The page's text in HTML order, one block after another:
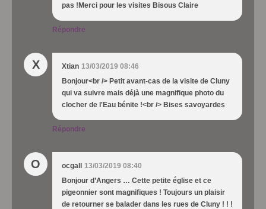
pas !Merci pour les visites Bisous Claire
Répondre
X Xtian 13/03/2019 08:46
Bonjour<br /> Petit avant-cas de la visite de Cluny
qui va suivre mais déjà une magnifique photo du
clocher de l'Eau bénite !<br /> Bises savoyardes
Répondre
O ocgall 13/03/2019 08:40
Bonjour d’Angers … Cette petite église et ce
pigeonnier sont magnifiques ! Toujours un plaisir
de retourner se balader dans les rues de Cluny ! ! !